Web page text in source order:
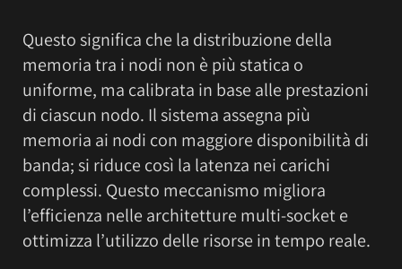
Questo significa che la distribuzione della
memoria tra i nodi non è più statica o
uniforme, ma calibrata in base alle prestazioni
di ciascun nodo. Il sistema assegna più
memoria ai nodi con maggiore disponibilità di
banda; si riduce così la latenza nei carichi
complessi. Questo meccanismo migliora
l’efficienza nelle architetture multi-socket e
ottimizza l’utilizzo delle risorse in tempo reale.